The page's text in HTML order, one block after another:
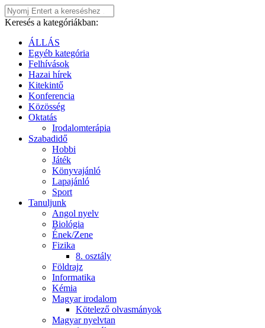
Keresés a kategóriákban:
ÁLLÁS
Egyéb kategória
Felhívások
Hazai hírek
Kitekintő
Konferencia
Közösség
Oktatás
Irodalomterápia
Szabadidő
Hobbi
Játék
Könyvajánló
Lapajánló
Sport
Tanuljunk
Angol nyelv
Biológia
Ének/Zene
Fizika
8. osztály
Földrajz
Informatika
Kémia
Magyar irodalom
Kötelező olvasmányok
Magyar nyelvtan